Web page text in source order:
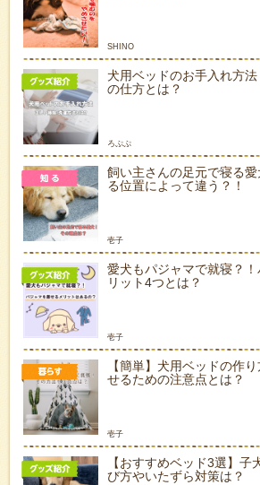
SHINO
犬用ベッドのお手入れ方
の仕方とは？
ろぷぷ
飼い主さんの足元で寝る
る位置によって違う？！
壱子
愛犬もパジャマで就寝？
リット4つとは？
壱子
【簡単】犬用ベッドの作
せるための注意点とは？
壱子
【おすすめベッド3選】子
び方やいたずら対策は？